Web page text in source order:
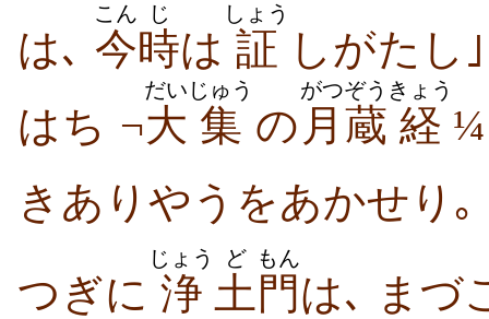
は､ 今
こん
時
じ
は 証
しょう
しがたし｣
はち ¬大
だい
集
じゅう
の 月蔵
がつぞう
経
きょう
¼
きありやうをあかせり
つぎに 浄
じょう
土
ど
門
もん
は､ まづ